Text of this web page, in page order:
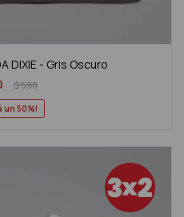
DIXIE - Gris Oscuro
$590
50